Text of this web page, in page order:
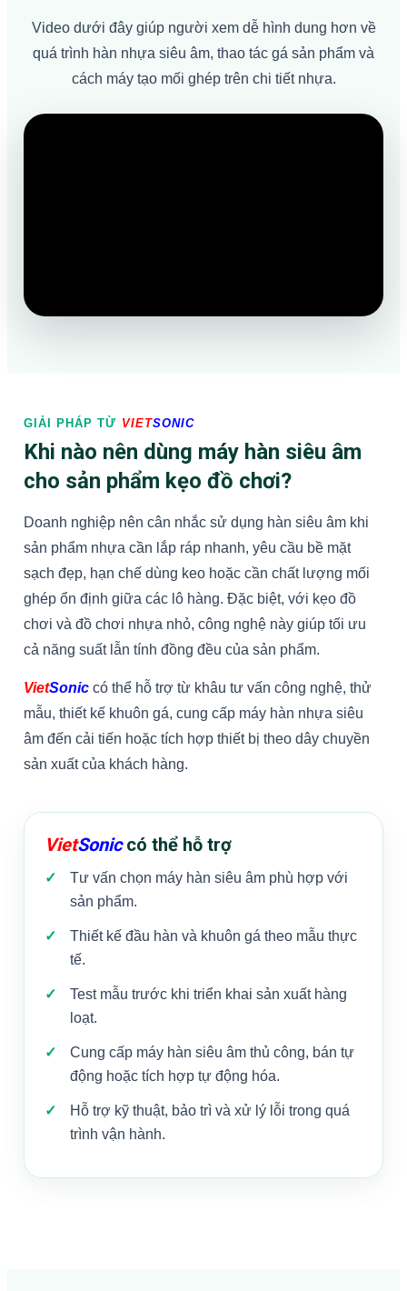
Video dưới đây giúp người xem dễ hình dung hơn về
quá trình hàn nhựa siêu âm, thao tác gá sản phẩm và
cách máy tạo mối ghép trên chi tiết nhựa.
GIẢI PHÁP TỪ VIETSONIC
Khi nào nên dùng máy hàn siêu âm
cho sản phẩm kẹo đồ chơi?
Doanh nghiệp nên cân nhắc sử dụng hàn siêu âm khi
sản phẩm nhựa cần lắp ráp nhanh, yêu cầu bề mặt
sạch đẹp, hạn chế dùng keo hoặc cần chất lượng mối
ghép ổn định giữa các lô hàng. Đặc biệt, với kẹo đồ
chơi và đồ chơi nhựa nhỏ, công nghệ này giúp tối ưu
cả năng suất lẫn tính đồng đều của sản phẩm.
VietSonic có thể hỗ trợ từ khâu tư vấn công nghệ, thử
mẫu, thiết kế khuôn gá, cung cấp máy hàn nhựa siêu
âm đến cải tiến hoặc tích hợp thiết bị theo dây chuyền
sản xuất của khách hàng.
VietSoniccó thể hỗ trợ
Tư vấn chọn máy hàn siêu âm phù hợp với
sản phẩm.
Thiết kế đầu hàn và khuôn gá theo mẫu thực
tế.
Test mẫu trước khi triển khai sản xuất hàng
loạt.
Cung cấp máy hàn siêu âm thủ công, bán tự
động hoặc tích hợp tự động hóa.
Hỗ trợ kỹ thuật, bảo trì và xử lý lỗi trong quá
trình vận hành.